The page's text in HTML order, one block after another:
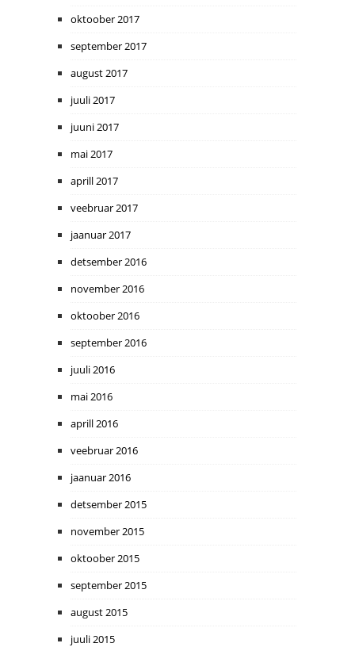
oktoober 2017
september 2017
august 2017
juuli 2017
juuni 2017
mai 2017
aprill 2017
veebruar 2017
jaanuar 2017
detsember 2016
november 2016
oktoober 2016
september 2016
juuli 2016
mai 2016
aprill 2016
veebruar 2016
jaanuar 2016
detsember 2015
november 2015
oktoober 2015
september 2015
august 2015
juuli 2015